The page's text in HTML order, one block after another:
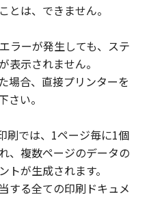
府または該当国の政
得ることなしに、本
は一部を、直接ま
なりません。
とは、できません。
ラーが発生しても、ステ
表示されません。
場合、直接プリンターを
さい。
では、1ページ毎に1個
、複数ページのデータの
が生成されます。
する全ての印刷ドキュメ